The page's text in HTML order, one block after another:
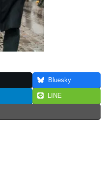
Bluesky
LINE